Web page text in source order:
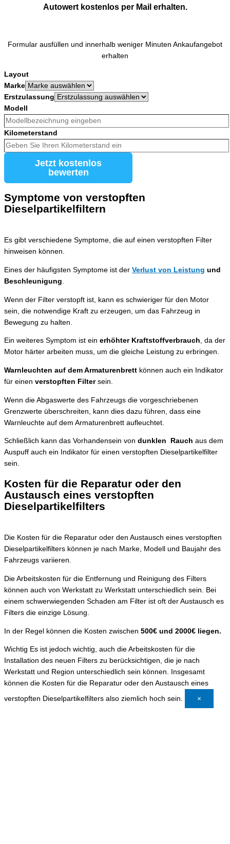
Autowert kostenlos per Mail erhalten.
Formular ausfüllen und innerhalb weniger Minuten Ankaufangebot
erhalten
Layout
Marke
Erstzulassung
Modell
Kilometerstand
Jetzt kostenlos
bewerten
Symptome von verstopften
Dieselpartikelfiltern
Es gibt verschiedene Symptome, die auf einen verstopften Filter
hinweisen können.
Eines der häufigsten Symptome ist der Verlust von Leistung und
Beschleunigung
Wenn der Filter verstopft ist, kann es schwieriger für den Motor
sein, die notwendige Kraft zu erzeugen, um das Fahrzeug in
Bewegung zu halten.
Ein weiteres Symptom ist ein erhöhter Kraftstoffverbrauch, da der
Motor härter arbeiten muss, um die gleiche Leistung zu erbringen.
Warnleuchten auf dem Armaturenbrett können auch ein Indikator
für einen verstopften Filtersein.
Wenn die Abgaswerte des Fahrzeugs die vorgeschriebenen
Grenzwerte überschreiten, kann dies dazu führen, dass eine
Warnleuchte auf dem Armaturenbrett aufleuchtet.
Schließlich kann das Vorhandensein von dunklen Rauch aus dem
Auspuff auch ein Indikator für einen verstopften Dieselpartikelfilter
sein.
Kosten für die Reparatur oder den
Austausch eines verstopften
Dieselpartikelfilters
Die Kosten für die Reparatur oder den Austausch eines verstopften
Dieselpartikelfilters können je nach Marke, Modell und Baujahr des
Fahrzeugs variieren.
Die Arbeitskosten für die Entfernung und Reinigung des Filters
können auch von Werkstatt zu Werkstatt unterschiedlich sein. Bei
einem schwerwiegenden Schaden am Filter ist oft der Austausch es
Filters die einzige Lösung.
In der Regel können die Kosten zwischen 500€ und 2000€ liegen.
Wichtig Es ist jedoch wichtig, auch die Arbeitskosten für die
Installation des neuen Filters zu berücksichtigen, die je nach
Werkstatt und Region unterschiedlich sein können. Insgesamt
können die Kosten für die Reparatur oder den Austausch eines
verstopften Dieselpartikelfilters also ziemlich hoch sein.
×